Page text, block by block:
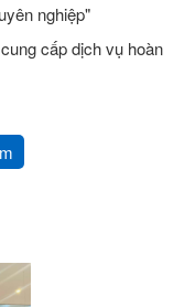
nghiệp"
cấp dịch vụ hoàn